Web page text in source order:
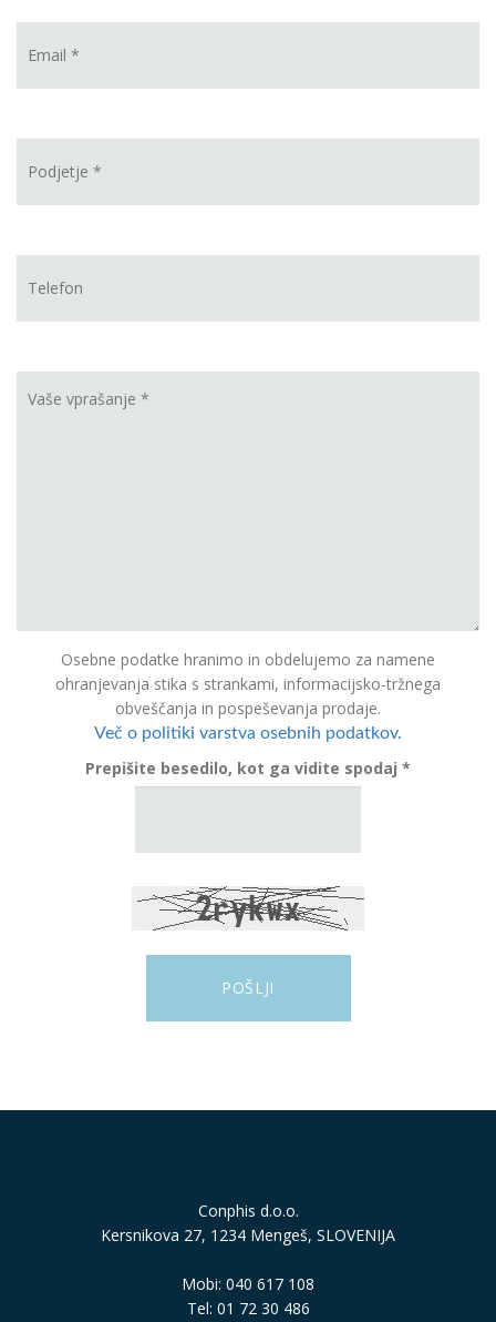
Osebne podatke hranimo in obdelujemo za namene
ohranjevanja stika s strankami, informacijsko-tržnega
obveščanja in pospeševanja prodaje.
Več o politiki varstva osebnih podatkov.
Prepišite besedilo, kot ga vidite spodaj *
Conphis d.o.o.
Kersnikova 27, 1234 Mengeš, SLOVENIJA
Mobi: 040 617 108
Tel: 01 72 30 486